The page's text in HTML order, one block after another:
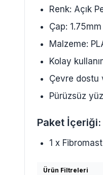
Renk: Açık
Çap: 1.75mm
Malzeme:
Kolay
Çevre dostu
Pürüzsüz
Paket İçeriği:
1 x
Ürün Filtreleri